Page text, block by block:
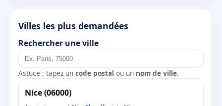
Villes les plus demandées
Rechercher une ville
Astuce : tapez un code postal ou un nom de ville.
Nice (06000)